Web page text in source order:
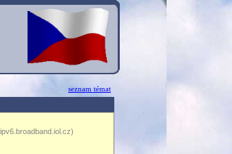
seznam témat